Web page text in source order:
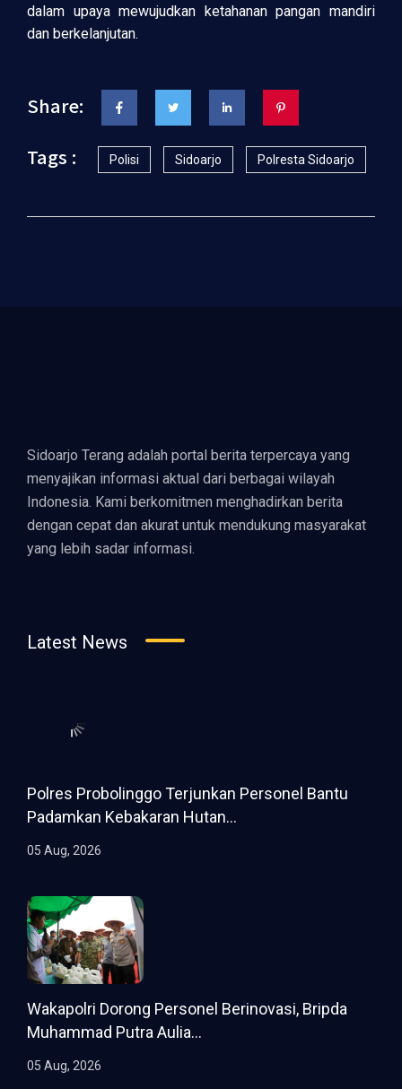
dalam upaya mewujudkan ketahanan pangan mandiri
dan berkelanjutan.
Share:
Tags :
Polisi Sidoarjo Polresta Sidoarjo
Sidoarjo Terang adalah portal berita terpercaya yang
menyajikan informasi aktual dari berbagai wilayah
Indonesia. Kami berkomitmen menghadirkan berita
dengan cepat dan akurat untuk mendukung masyarakat
yang lebih sadar informasi.
Latest News
Polres Probolinggo Terjunkan Personel Bantu
Padamkan Kebakaran Hutan...
05 Aug, 2026
Wakapolri Dorong Personel Berinovasi, Bripda
Muhammad Putra Aulia...
05 Aug, 2026